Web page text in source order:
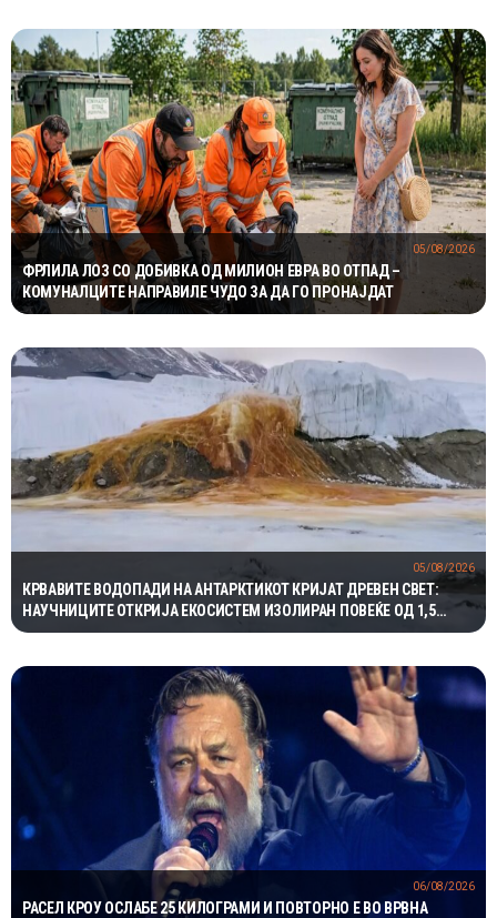
ФРЛИЛА ЛОЗ СО ДОБИВКА ОД МИЛИОН ЕВРА ВО ОТПАД –
КОМУНАЛЦИТЕ НАПРАВИЛЕ ЧУДО ЗА ДА ГО ПРОНАЈДАТ
05/08/2026
КРВАВИТЕ ВОДОПАДИ НА АНТАРКТИКОТ КРИЈАТ ДРЕВЕН СВЕТ:
НАУЧНИЦИТЕ ОТКРИЈА ЕКОСИСТЕМ ИЗОЛИРАН ПОВЕЌЕ ОД 1,5
МИЛИОНИ ГОДИНИ
05/08/2026
РАСЕЛ КРОУ ОСЛАБЕ 25 КИЛОГРАМИ И ПОВТОРНО Е ВО ВРВНА
06/08/2026